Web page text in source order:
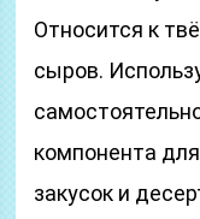
Относится к
сыров.
компонента
закусок и